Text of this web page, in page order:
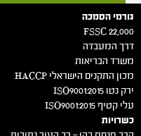
גורמי הסמכה
FSSC 22,000
דרך המעבדה
משרד הבריאות
מכון התקנים הישראלי HACCP
ירק נטו 2015:ISO9001
עלי קטיף 2015:ISO9001
כשרויות